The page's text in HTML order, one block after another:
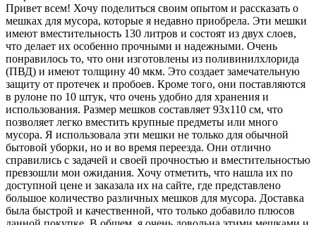
Привет всем! Хочу поделиться своим опытом и рассказать о
мешках для мусора, которые я недавно приобрела. Эти мешки
имеют вместительность 130 литров и состоят из двух слоев,
что делает их особенно прочными и надежными. Очень
понравилось то, что они изготовлены из поливинилхлорида
(ПВД) и имеют толщину 40 мкм. Это создает замечательную
защиту от протечек и пробоев. Кроме того, они поставляются
в рулоне по 10 штук, что очень удобно для хранения и
использования. Размер мешков составляет 93х110 см, что
позволяет легко вместить крупные предметы или много
мусора. Я использовала эти мешки не только для обычной
бытовой уборки, но и во время переезда. Они отлично
справились с задачей и своей прочностью и вместительностью
превзошли мои ожидания. Хочу отметить, что нашла их по
доступной цене и заказала их на сайте, где представлено
большое количество различных мешков для мусора. Доставка
была быстрой и качественной, что только добавило плюсов